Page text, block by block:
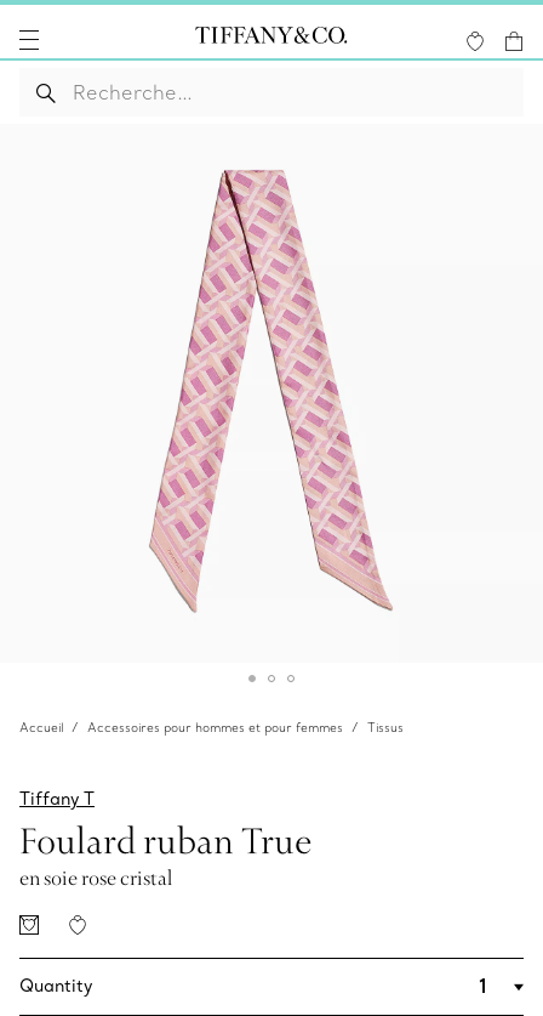
Accueil Accessoires pour hommes et pour femmes Tissus
Tiffany T
Foulard ruban True
en soie rose cristal
Quantity